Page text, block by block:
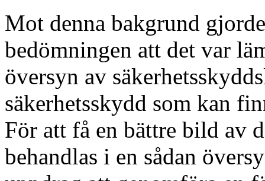
Mot denna bakgrund
bedömningen att det var
översyn av
säkerhetsskydd som kan
För att få en bättre bild av
behandlas i en sådan